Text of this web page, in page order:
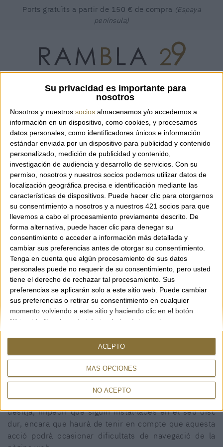
Su privacidad es importante para
nosotros
Nosotros y nuestros socios almacenamos y/o accedemos a
información en un dispositivo, como cookies, y procesamos
datos personales, como identificadores únicos e información
estándar enviada por un dispositivo para publicidad y contenido
personalizado, medición de publicidad y contenido,
investigación de audiencia y desarrollo de servicios. Con su
permiso, nosotros y nuestros socios podemos utilizar datos de
localización geográfica precisa e identificación mediante las
características de dispositivos. Puede hacer clic para otorgarnos
su consentimiento a nosotros y a nuestros 421 socios para que
llevemos a cabo el procesamiento previamente descrito. De
forma alternativa, puede hacer clic para denegar su
consentimiento o acceder a información más detallada y
cambiar sus preferencias antes de otorgar su consentimiento.
Tenga en cuenta que algún procesamiento de sus datos
personales puede no requerir de su consentimiento, pero usted
tiene el derecho de rechazar tal procesamiento. Sus
preferencias se aplicarán solo a este sitio web. Puede cambiar
sus preferencias o retirar su consentimiento en cualquier
momento volviendo a este sitio y haciendo clic en el botón
"Privacidad" en la parte inferior de la página web.
MÁS OPCIONES
NO ACEPTO
ACEPTO
Ports gratuïts a partir de 150 € de compra (Espaya
península)
Troba el producte que estàs buscant ... CERCAR
CAT ESP
INICIAR SESSIÓ CISTELLA (0)
RAMBLA 29 BOSSES
GUIA DE COMPRA
Guia de compra
CONTACTE
Rambla, 29
17600 FIGUERES (Girona)
972 50 00 07
690 91 26 40
Aquest lloc web utilitza cookies
pròpies per recopilar
informació amb la finalitat de millorar els nostres
serveis. Si continua navegant, suposa l'acceptació de
la instal·lació de les mateixes. L'usuari té la possibilitat
de configurar el seu navegador podent, si així ho
desitja, impedir que siguin instal·lades en el seu disc
dur, encara que haurà de tenir en compte que aquesta
acció podrà ocasionar dificultats de navegació de la